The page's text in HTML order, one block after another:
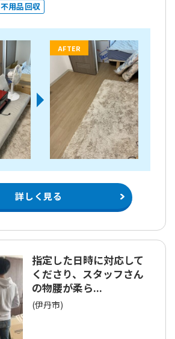
不用品回収
AFTER
詳しく見る
指定した日時に対応して
くださり、スタッフさん
の物腰が柔ら...
(伊丹市)